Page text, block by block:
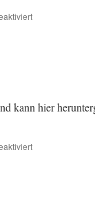
für
kann hier
für